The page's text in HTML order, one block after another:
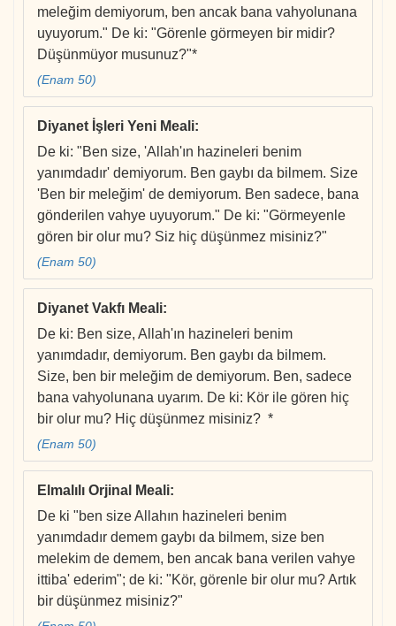
meleğim demiyorum, ben ancak bana vahyolunana
uyuyorum." De ki: "Görenle görmeyen bir midir?
Düşünmüyor musunuz?"*
(Enam 50)
Diyanet İşleri Yeni Meali:
De ki: "Ben size, 'Allah'ın hazineleri benim
yanımdadır' demiyorum. Ben gaybı da bilmem. Size
'Ben bir meleğim' de demiyorum. Ben sadece, bana
gönderilen vahye uyuyorum." De ki: "Görmeyenle
gören bir olur mu? Siz hiç düşünmez misiniz?"
(Enam 50)
Diyanet Vakfı Meali:
De ki: Ben size, Allah'ın hazineleri benim
yanımdadır, demiyorum. Ben gaybı da bilmem.
Size, ben bir meleğim de demiyorum. Ben, sadece
bana vahyolunana uyarım. De ki: Kör ile gören hiç
bir olur mu? Hiç düşünmez misiniz? *
(Enam 50)
Elmalılı Orjinal Meali:
De ki "ben size Allahın hazineleri benim
yanımdadır demem gaybı da bilmem, size ben
melekim de demem, ben ancak bana verilen vahye
ittiba' ederim"; de ki: "Kör, görenle bir olur mu? Artık
bir düşünmez misiniz?"